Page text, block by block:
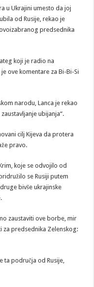
u Ukrajini umesto da joj
od Rusije, rekao je
predsednika
koji je radio na
ove komentare za Bi-Bi-Si
narodu, Lanca je rekao
ubijanja“.
cilj Kijeva da protera
pravo.
koje se odvojilo od
se Rusiji putem
bivše ukrajinske
zaustaviti ove borbe, mir
za predsednika Zelenskog:
ta područja od Rusije,